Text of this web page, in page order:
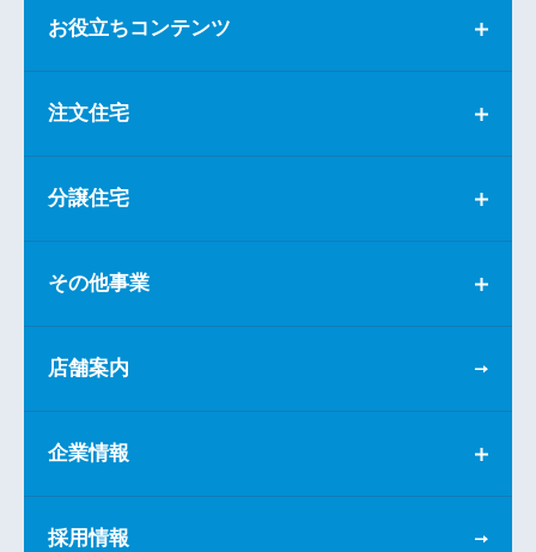
お役立ちコンテンツ
注文住宅
分譲住宅
その他事業
店舗案内
企業情報
採用情報